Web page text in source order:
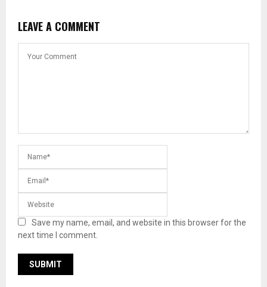
LEAVE A COMMENT
Save my name, email, and website in this browser for the
next time I comment.